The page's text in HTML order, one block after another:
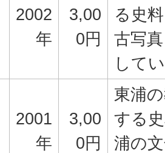
2002
年
3,00
0円
る史
古写
して
2001
年
3,00
0円
東浦
する
浦の